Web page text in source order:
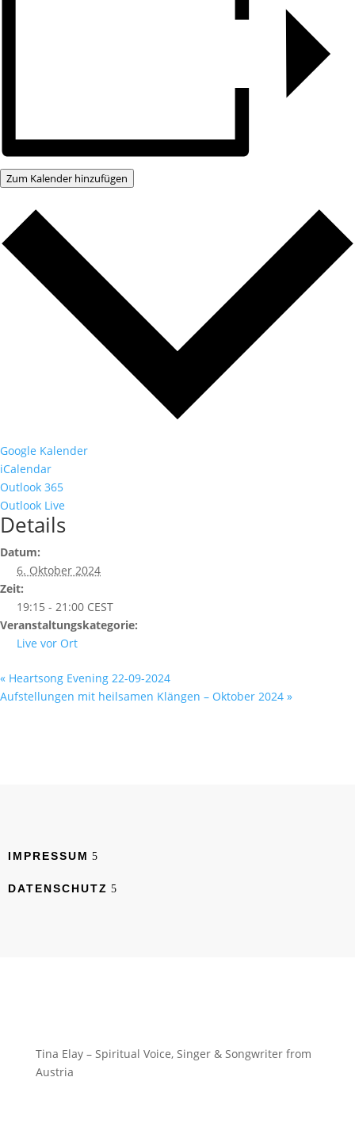
Zum Kalender hinzufügen
Google Kalender
iCalendar
Outlook 365
Outlook Live
Details
Datum:
6. Oktober 2024
Zeit:
19:15 - 21:00 CEST
Veranstaltungskategorie:
Live vor Ort
« Heartsong Evening 22-09-2024
Aufstellungen mit heilsamen Klängen – Oktober 2024 »
IMPRESSUM
DATENSCHUTZ
Tina Elay – Spiritual Voice, Singer & Songwriter from
Austria